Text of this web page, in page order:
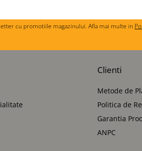
cu promotiile magazinului. Afla mai multe in
Clienti
Metode de
Politica de
Garantia
ANPC